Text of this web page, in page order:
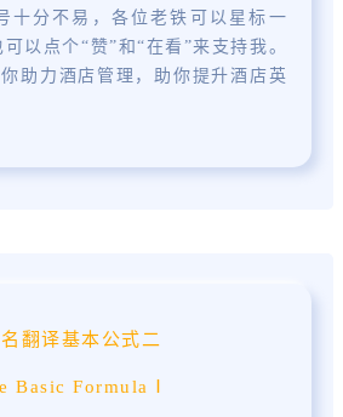
十分不易，各位老铁可以星标一
可以点个“赞”和“在看”来支持我。
助力酒店管理，助你提升酒店英
翻译基本公式二
Basic FormulaⅠ